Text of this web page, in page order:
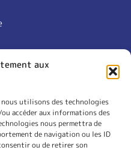
aux
utilisons des technologies
accéder aux informations des
nous permettra de
de navigation ou les ID
ou de retirer son